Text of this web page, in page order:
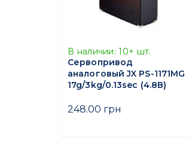
В наличии: 10+ шт.
Сервопривод
аналоговый JX PS-1171MG
17g/3kg/0.13sec (4.8В)
248.00 грн